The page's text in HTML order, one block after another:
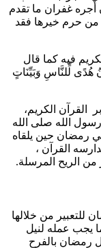
أجره غفران ما تقدم
من حرم خيرها فقد
فيه كما قال
هُدًى لِّلنَّاسِ وَبَيِّنَاتٍ
القرآن الكريم،
الله صلى الله
رمضان حين يلقاه
القرآن ،
من الريح المرسلة.
من خلالها
يجب عمله لنيل
رمضان بالفرح